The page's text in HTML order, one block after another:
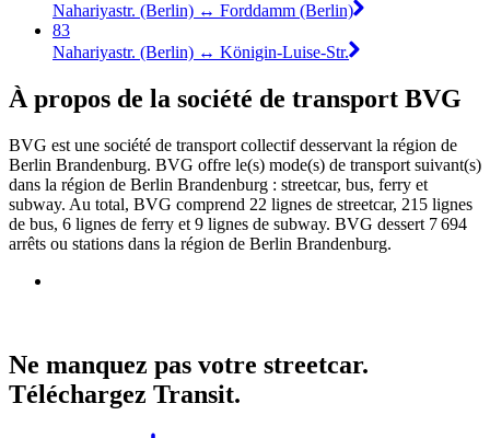
Nahariyastr. (Berlin) ↔︎ Forddamm (Berlin)
83
Nahariyastr. (Berlin) ↔︎ Königin-Luise-Str.
À propos de la société de transport BVG
BVG est une société de transport collectif desservant la région de
Berlin Brandenburg. BVG offre le(s) mode(s) de transport suivant(s)
dans la région de Berlin Brandenburg : streetcar, bus, ferry et
subway. Au total, BVG comprend 22 lignes de streetcar, 215 lignes
de bus, 6 lignes de ferry et 9 lignes de subway. BVG dessert 7 694
arrêts ou stations dans la région de Berlin Brandenburg.
Ne manquez pas votre streetcar.
Téléchargez Transit.